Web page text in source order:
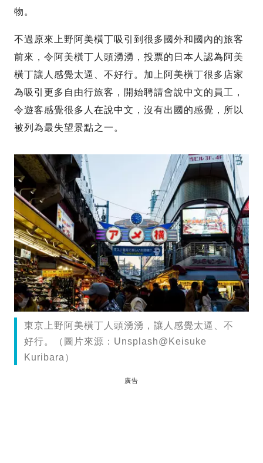
物。
不過原來上野阿美橫丁吸引到很多國外和國內的旅客
前來，令阿美橫丁人頭湧湧，投票的日本人認為阿美
橫丁讓人感覺太逼、不好行。加上阿美橫丁很多店家
為吸引更多自由行旅客，開始聘請會說中文的員工，
令遊客感覺很多人在說中文，沒有出國的感覺，所以
被列為最失望景點之一。
東京上野阿美橫丁人頭湧湧，讓人感覺太逼、不
好行。（圖片來源：Unsplash@Keisuke
Kuribara）
廣告